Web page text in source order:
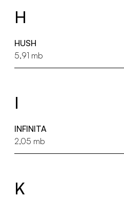
H
HUSH
5,91 mb
I
INFINITA
2,05 mb
K